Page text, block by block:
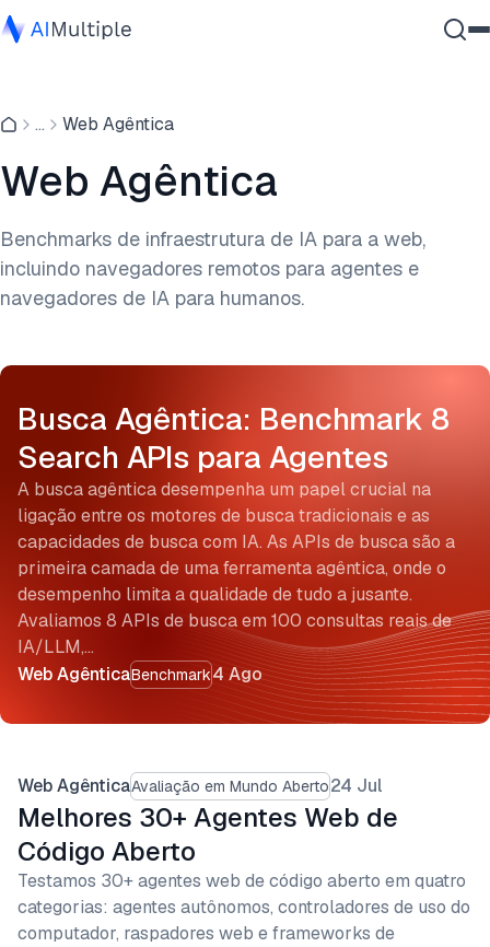
Segurança cibernética
Software Empresarial
... Web Agêntica
Web Agêntica
Benchmarks de infraestrutura de IA para a web,
incluindo navegadores remotos para agentes e
navegadores de IA para humanos.
Busca Agêntica: Benchmark 8
Search APIs para Agentes
Web AgênticaBenchmark4 Ago
A busca agêntica desempenha um papel crucial na
ligação entre os motores de busca tradicionais e as
capacidades de busca com IA. As APIs de busca são a
primeira camada de uma ferramenta agêntica, onde o
desempenho limita a qualidade de tudo a jusante.
Avaliamos 8 APIs de busca em 100 consultas reais de
IA/LLM,…
Web AgênticaAvaliação em Mundo Aberto24 Jul
Melhores 30+ Agentes Web de
Código Aberto
Testamos 30+ agentes web de código aberto em quatro
categorias: agentes autônomos, controladores de uso do
computador, raspadores web e frameworks de